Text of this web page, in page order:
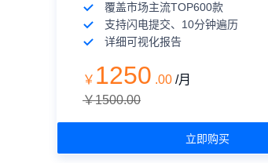
覆盖市场主流TOP600款
支持闪电提交、10分钟遍历
详细可视化报告
￥ 1250 .00 /月
￥1500.00
立即购买